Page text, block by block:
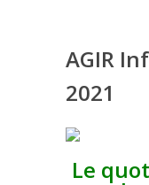
AGIR
2021
Le